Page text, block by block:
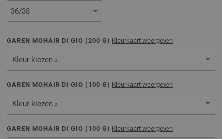
GAREN MOHAIR DI GIO (200 G) Kleurkaart weergeven
Kleur kiezen »
GAREN MOHAIR DI GIO ( 100 G) Kleurkaart weergeven
Kleur kiezen »
GAREN MOHAIR DI GIO ( 100 G) Kleurkaart weergeven